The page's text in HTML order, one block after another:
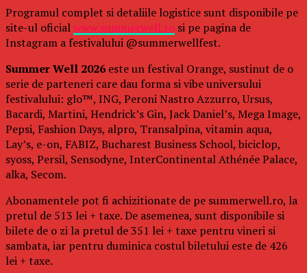
Programul complet si detaliile logistice sunt disponibile pe
site-ul oficialwww.summerwell.ro si pe pagina de
Instagram a festivalului @summerwellfest.
Summer Well 2026 este un festival Orange, sustinut de o
serie de parteneri care dau forma si vibe universului
festivalului: glo™, ING, Peroni Nastro Azzurro, Ursus,
Bacardi, Martini, Hendrick’s Gin, Jack Daniel’s, Mega Image,
Pepsi, Fashion Days, alpro, Transalpina, vitamin aqua,
Lay’s, e-on, FABIZ, Bucharest Business School, biciclop,
syoss, Persil, Sensodyne, InterContinental Athénée Palace,
alka, Secom.
Abonamentele pot fi achizitionate de pe summerwell.ro, la
pretul de 513 lei + taxe. De asemenea, sunt disponibile si
bilete de o zi la pretul de 351 lei + taxe pentru vineri si
sambata, iar pentru duminica costul biletului este de 426
lei + taxe.